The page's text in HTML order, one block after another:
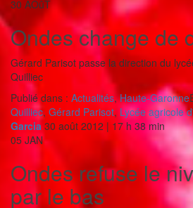
30 AOûT
Ondes change de
Gérard Parisot passe la direction du
Quilliec
Publié dans : Actualités,Haute-Garonne
Quilliec, Gérard Parisot, Lycée agricole
Garcia 30 août 2012 | 17 h 38 min
05 JAN
Ondes refuse le
par le bas